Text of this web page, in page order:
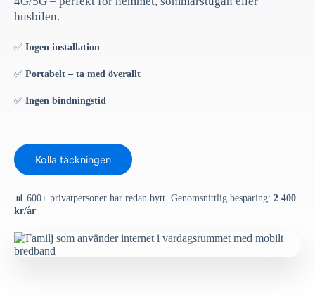
husbilen.
✅ Ingen installation
✅ Portabelt – ta med överallt
✅ Ingen bindningstid
Kolla täckningen
📊 600+ privatpersoner har redan bytt. Genomsnittlig besparing: 2 400
kr/år